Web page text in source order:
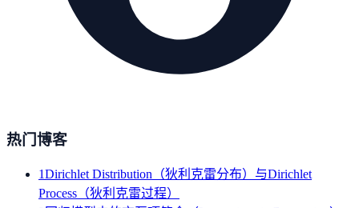
热门博客
1Dirichlet Distribution（狄利克雷分布）与Dirichlet
Process（狄利克雷过程）